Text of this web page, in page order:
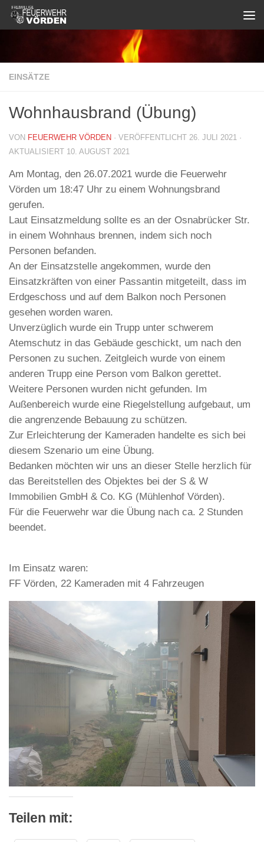
Zum Inhalt springen
EINSÄTZE
Wohnhausbrand (Übung)
VON FEUERWEHR VÖRDEN · VERÖFFENTLICHT 26. JULI 2021 ·
AKTUALISIERT 10. AUGUST 2021
Am Montag, den 26.07.2021 wurde die Feuerwehr
Vörden um 18:47 Uhr zu einem Wohnungsbrand
gerufen.
Laut Einsatzmeldung sollte es an der Osnabrücker Str.
in einem Wohnhaus brennen, indem sich noch
Personen befanden.
An der Einsatzstelle angekommen, wurde den
Einsatzkräften von einer Passantin mitgeteilt, dass im
Erdgeschoss und auf dem Balkon noch Personen
gesehen worden waren.
Unverzüglich wurde ein Trupp unter schwerem
Atemschutz in das Gebäude geschickt, um nach den
Personen zu suchen. Zeitgleich wurde von einem
anderen Trupp eine Person vom Balkon gerettet.
Weitere Personen wurden nicht gefunden. Im
Außenbereich wurde eine Riegelstellung aufgebaut, um
die angrenzende Bebauung zu schützen.
Zur Erleichterung der Kameraden handelte es sich bei
diesem Szenario um eine Übung.
Bedanken möchten wir uns an dieser Stelle herzlich für
das Bereitstellen des Objektes bei der S & W
Immobilien GmbH & Co. KG (Mühlenhof Vörden).
Für die Feuerwehr war die Übung nach ca. 2 Stunden
beendet.
Im Einsatz waren:
FF Vörden, 22 Kameraden mit 4 Fahrzeugen
Teilen mit: